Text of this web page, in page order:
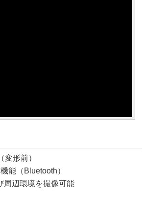
形前）
能（Bluetooth）
周辺環境を撮像可能